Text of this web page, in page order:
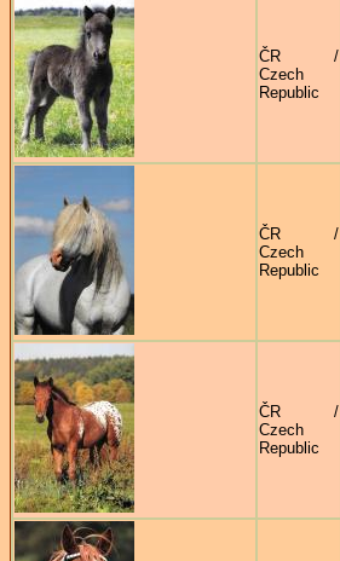
ČR /
Czech
Republic
ČR /
Czech
Republic
ČR /
Czech
Republic